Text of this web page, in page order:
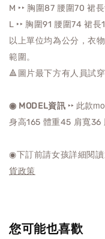
M ‣‣ 胸圍87 腰圍70裙
L ‣‣ 胸圍91 腰圍74裙長
以上單位均為公分，衣
範圍。
🔺圖片最下方有人員試
◉ MODEL資訊 ‣‣ 此款
身高165 體重45 肩寬
◉下訂前請女孩詳細閱
貨政策
您可能也喜歡